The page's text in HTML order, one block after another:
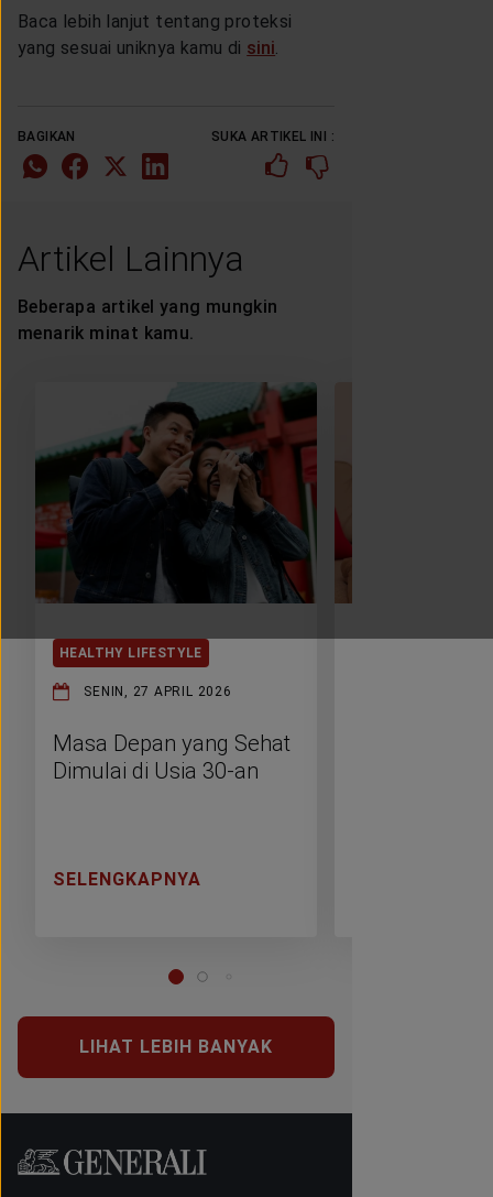
Baca lebih lanjut tentang proteksi
yang sesuai uniknya kamu di sini
BAGIKAN SUKA ARTIKEL INI :
Artikel Lainnya
Beberapa artikel yang mungkin
menarik minat kamu.
HEALTHY LIFESTYLE
SENIN, 27 APRIL 2026
Masa Depan yang Sehat
Dimulai di Usia 30-an
SELENGKAPNYA
LIHAT LEBIH BANYAK